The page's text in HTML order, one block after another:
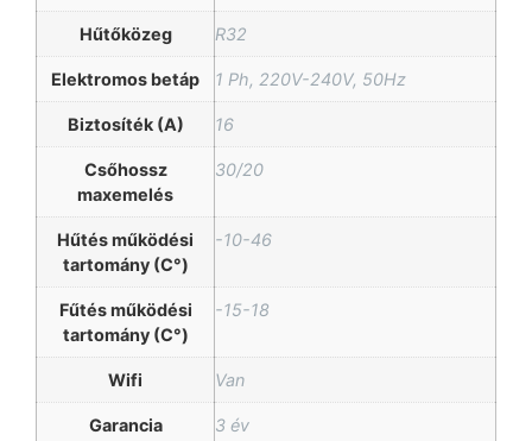
Hűtőközeg R32
Elektromos betáp 1 Ph, 220V-240V, 50Hz
Biztosíték (A) 16
Csőhossz
maxemelés
30/20
Hűtés működési
tartomány (C°)
-10-46
Fűtés működési
tartomány (C°)
-15-18
Wifi Van
Garancia 3 év